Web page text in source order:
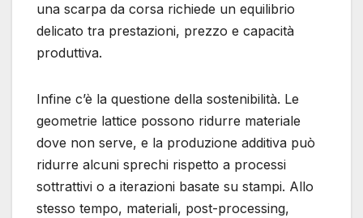
una scarpa da corsa richiede un equilibrio
delicato tra prestazioni, prezzo e capacità
produttiva.
Infine c’è la questione della sostenibilità. Le
geometrie lattice possono ridurre materiale
dove non serve, e la produzione additiva può
ridurre alcuni sprechi rispetto a processi
sottrattivi o a iterazioni basate su stampi. Allo
stesso tempo, materiali, post-processing,